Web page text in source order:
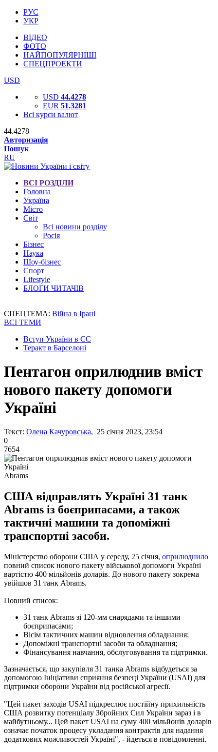
РУС
УКР
ВІДЕО
ФОТО
НАЙПОПУЛЯРНІШІ
СПЕЦПРОЕКТИ
USD
USD 44.4278
EUR 51.3281
Всі курси валют
44.4278
Авторизація
Пошук
RU
ВСІ РОЗДІЛИ
Головна
Україна
Місто
Світ
Всі новини розділу
Росія
Бізнес
Наука
Шоу-бізнес
Спорт
Lifestyle
БЛОГИ ЧИТАЧІВ
СПЕЦТЕМА: Війна в Ірані
ВСІ ТЕМИ
Вступ України в ЄС
Теракт в Барселоні
Пентагон оприлюднив вміст
нового пакету допомоги
Україні
Текст: Олена Качуровська, 25 січня 2023, 23:54
0
7654
Abrams
США відправлять Україні 31 танк
Abrams із боєприпасами, а також
тактичні машини та допоміжні
транспортні засоби.
Міністерство оборони США у середу, 25 січня, оприлюднило
повний список нового пакету військової допомоги Україні
вартістю 400 мільйонів доларів. До нового пакету зокрема
увійшов 31 танк Abrams.
Повний список:
31 танк Abrams зі 120-мм снарядами та іншими
боєприпасами;
Вісім тактичних машин відновлення обладнання;
Допоміжні транспортні засоби та обладнання;
Фінансування навчання, обслуговування та підтримки.
Зазначається, що закупівля 31 танка Abrams відбудеться за
допомогою Ініціативи сприяння безпеці України (USAI) для
підтримки оборони України від російської агресії.
"Цей пакет заходів USAI підкреслює постійну прихильність
США розвитку потенціалу Збройних Сил України зараз і в
майбутньому... Цей пакет USAI на суму 400 мільйонів доларів
означає початок процесу укладання контрактів для надання
додаткових можливостей Україні", - йдеться в повідомленні.